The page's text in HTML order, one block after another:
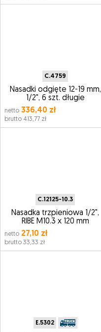
C.4759
Nasadki odgięte 12-19 mm,
1/2", 6 szt. długie
netto 336,40 zł
brutto 413,77 zł
C.12125-10.3
Nasadka trzpieniowa 1/2",
RIBE M10.3 x 120 mm
netto 27,10 zł
brutto 33,33 zł
E.5302